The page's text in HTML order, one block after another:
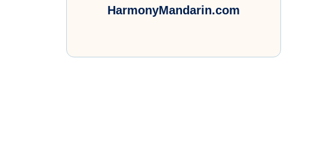
HarmonyMandarin.com